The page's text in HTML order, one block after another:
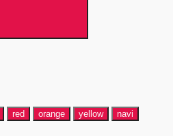
red orange yellow
navi